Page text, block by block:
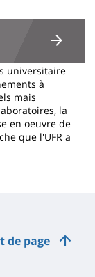
universitaire
à
mais
la
en oeuvre de
que l'UFR a
de page